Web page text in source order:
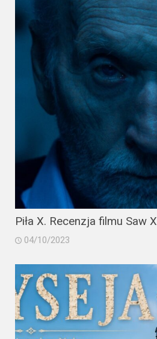
Piła X. Recenzja filmu Saw X
04/10/2023